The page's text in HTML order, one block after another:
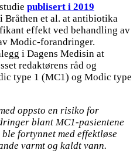
publisert i 2019
Bråthen et al. at antibiotika
effekt ved behandling av
Modic-forandringer.
i Dagens Medisin at
redaktørens råd og
type 1 (MC1) og Modic type
oppsto en risiko for
blant MC1-pasientene
fortynnet med effektløse
varmt og kaldt vann.